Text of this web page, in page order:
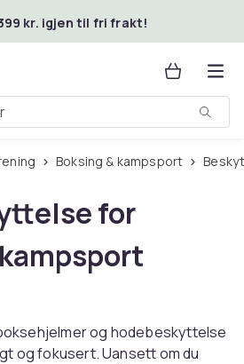
kr. igjen til fri frakt!
Boksing & kampsport
for
og hodebeskyttelse
og fokusert. Uansett om du